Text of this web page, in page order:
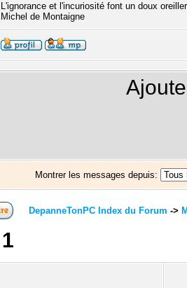
L'ignorance et l'incuriosité font un doux
Michel de Montaigne
Montrer les messages depuis:
DepanneTonPC Index du Forum ->
1